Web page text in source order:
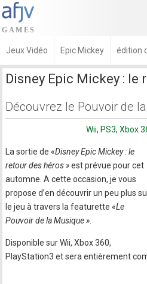
Jeux Vidéo Epic Mickey édition
Disney Epic Mickey : le
Découvrez le Pouvoir de
Wii, PS3, Xbox
La sortie de «Disney Epic Mickey : le
retour des héros »est prévue pour cet
automne. A cette occasion, je vous
propose d’en découvrir un peu plus
le jeu à travers la featurette «Le
Pouvoir de la Musique »
Disponible sur Wii, Xbox 360,
PlayStation3 et sera entièrement